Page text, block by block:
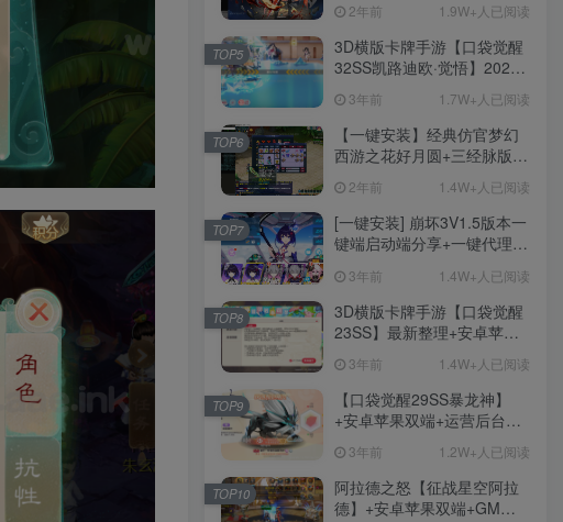
池文件
2年前 1.9W+人已阅读
3D横版卡牌手游【口袋觉醒
32SS凯路迪欧·觉悟】2023
+支付对接+安卓苹果双端+运
营后台+GM授权后台+代理
后台
3年前 1.7W+人已阅读
TOP5
【一键安装】经典仿官梦幻
西游之花好月圆+三经脉版本
卡+剧情活动+视频搭建及其
他修改资料
2年前 1.4W+人已阅读
TOP6
[一键安装] 崩坏3V1.5版本一
键端启动端分享+一键代理
ID+详细指令+极简一键修改
3年前 1.4W+人已阅读
TOP7
3D横版卡牌手游【口袋觉醒
23SS】最新整理+安卓苹果
细搭建教程
3年前 1.4W+人已阅读
TOP8
【口袋觉醒29SS暴龙神】
+安卓苹果双端+运营后台
端 3年前 1.2W+人已阅读
TOP9
阿拉德之怒【征战星空阿拉
德】+安卓苹果双端+GM授
TOP10